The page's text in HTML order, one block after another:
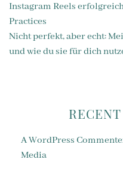
Instagram Reels
Practices
Nicht perfekt, aber echt:
und wie du sie für dich
A WordPress
Media